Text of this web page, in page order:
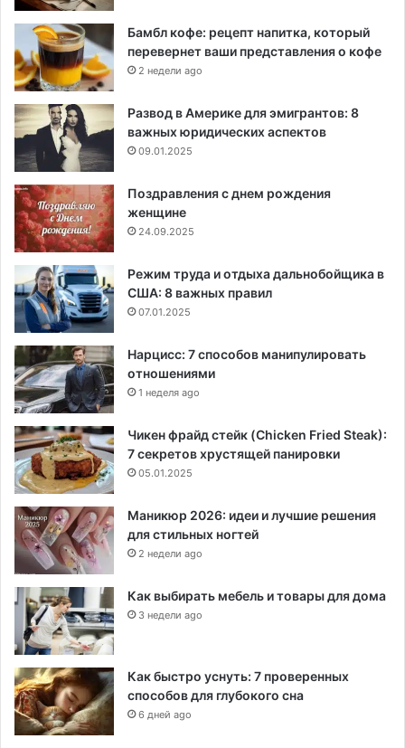
Бамбл кофе: рецепт напитка, который
перевернет ваши представления о кофе
2 недели ago
Развод в Америке для эмигрантов: 8
важных юридических аспектов
09.01.2025
Поздравления с днем рождения
женщине
24.09.2025
Режим труда и отдыха дальнобойщика в
США: 8 важных правил
07.01.2025
Нарцисс: 7 способов манипулировать
отношениями
1 неделя ago
Чикен фрайд стейк (Chicken Fried Steak):
7 секретов хрустящей панировки
05.01.2025
Маникюр 2026: идеи и лучшие решения
для стильных ногтей
2 недели ago
Как выбирать мебель и товары для дома
3 недели ago
Как быстро уснуть: 7 проверенных
способов для глубокого сна
6 дней ago